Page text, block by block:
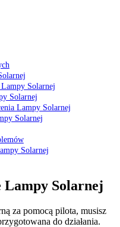
Solarnej
Solarnej
Lampy Solarnej
Solarnej
Solarnej
Solarnej
za pomocą pilota, musisz
do działania.